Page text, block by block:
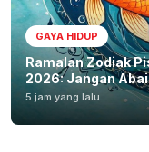
GAYA HIDUP
Ramalan Zodiak
2026: Jangan
5 jam yang lalu